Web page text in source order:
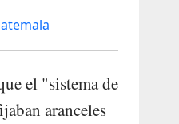
el "sistema de
aranceles